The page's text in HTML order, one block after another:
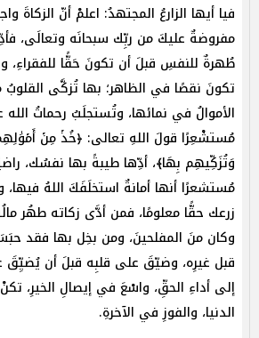
فيا أيها الزارعُ المجتهدُ: اعلمْ أنّ الزكاةَ
مفروضةٌ عليكَ من ربِّك سبحانَه وتعالَى،
طُهرةٌ للنفسِ قبلَ أن تكونَ حَقًّا للفقراءِ،
تكونَ نقصًا في الظاهر؛ بها تُزكَّى القلوبُ
الأموالُ في نمائها، وتُستجلَبُ رحماتُ الله
مُستشْعِرًا قولَ اللهِ تعالى: ﴿خُذۡ مِنۡ
وَتُزَكِّيهِم بِهَا﴾، أدِّها طيبةً بها نفسُك،
مُستشعرًا أنها أمانةٌ استخلَفَكَ اللهُ
زرعك حقًّا معلومًا، فمن أدَّى زكاته طهُر
وكان منَ المفلحينَ، ومن بخِل بها فقد
قبل غيرِه، وضيّقَ على قلبِه قبلَ أن يُضيِّقَ
إلى أداءِ الحقِّ، واسْعَ في إيصالِ الخيرِ،
الدنيا، والفوزِ في الآخرةِ.